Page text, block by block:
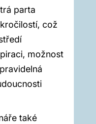
parta
což
možnost
také